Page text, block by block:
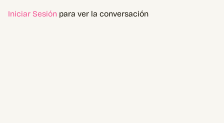
Iniciar Sesión para ver la conversación